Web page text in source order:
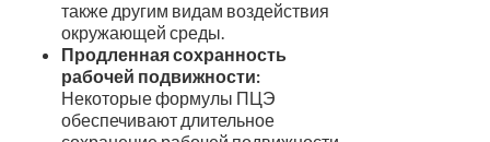
также другим видам воздействия
окружающей среды.
Продленная сохранность
рабочей подвижности:
Некоторые формулы ПЦЭ
обеспечивают длительное